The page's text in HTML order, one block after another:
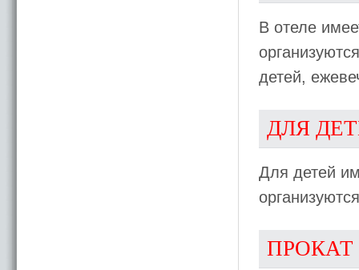
В отеле
детей,
ДЛЯ
Для детей
ПРОКАТ